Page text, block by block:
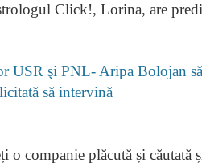
Click!, Lorina, are
USR şi PNL- Aripa Bolojan
să intervină
o companie plăcută și căutată